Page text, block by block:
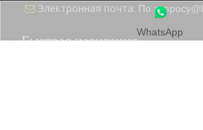
 Электронная почта: По
WhatsApp
Быстрая навигация